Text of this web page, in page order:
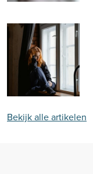
Bekijk alle artikelen